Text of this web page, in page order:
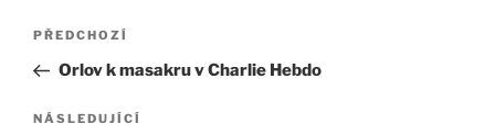
Navigace
příspěvek
Předchozí
příspěvek
PŘEDCHOZÍ
Orlov k masakru v Charlie Hebdo
Následující
NÁSLEDUJÍCÍ